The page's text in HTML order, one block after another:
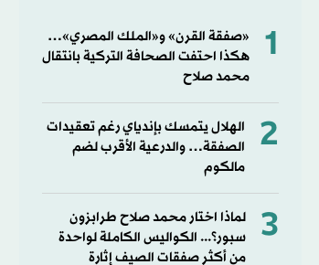
1
«صفقة القرن» و«الملك المصري»…
هكذا احتفت الصحافة التركية بانتقال
محمد صلاح
2
الهلال يتمسك بإندياي رغم تعقيدات
الصفقة… والدرعية الأقرب لضم
مالكوم
3
لماذا اختار محمد صلاح طرابزون
سبور؟... الكواليس الكاملة لواحدة
من أكثر صفقات الصيف إثارة